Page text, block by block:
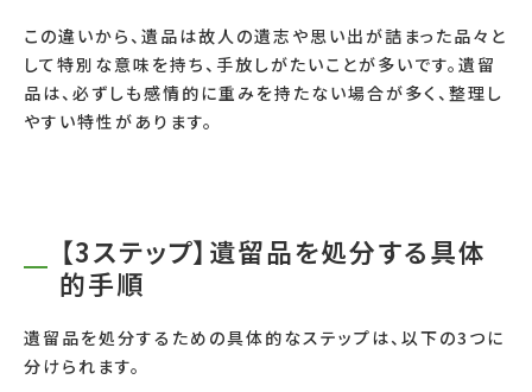
この違いから、遺品は故人の遺志や思い出が詰まった品々と
して特別な意味を持ち、手放しがたいことが多いです。遺留
品は、必ずしも感情的に重みを持たない場合が多く、整理し
やすい特性があります。
【3ステップ】遺留品を処分する具体
的手順
遺留品を処分するための具体的なステップは、以下の3つに
分けられます。